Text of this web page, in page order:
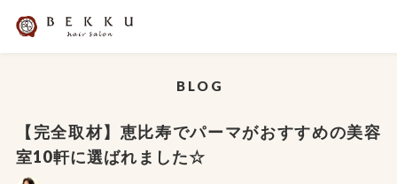
BLOG
【完全取材】恵比寿でパーマがおすすめの美容
室10軒に選ばれました☆